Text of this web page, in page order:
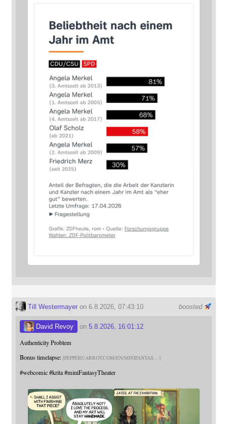
boosted
Till Westermayeron 6.8.2026, 07:43:10
David Revoy on 5.8.2026, 16:01:12
Authenticity Problem
Bonus timelapse: PEPPERCARROT.COM/EN/MINIFANTAS
#webcomic #krita #miniFantasyTheater